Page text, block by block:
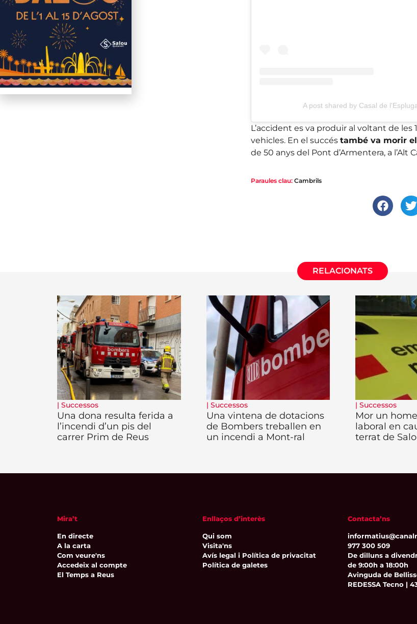
A post shared by Casal de
L’accident es va produir al voltant de
vehicles. En el succés també va morir
de 50 anys del Pont d’Armentera, a l’Alt
Paraules clau: Cambrils
RELACIONATS
| Successos
Una dona resulta ferida a
l’incendi d’un pis del
carrer Prim de Reus
| Successos
Una vintena de dotacions
de Bombers treballen en
un incendi a Mont-ral
| Successos
Mor un
laboral en
terrat de
Mira’t
En directe
A la carta
Com veure'ns
Accedeix al compte
El Temps a Reus
Enllaços d’interès
Qui som
Visita'ns
Avís legal i Política de privacitat
Política de galetes
Contacta’ns
977 300 509
De dilluns a
de 9:00h a 18:00h
Avinguda de
REDESSA Tecno |